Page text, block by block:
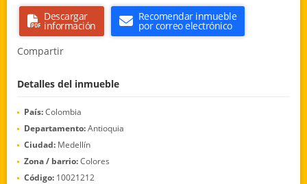
Descargar
información
Recomendar inmueble
por correo electrónico
Compartir
Detalles del inmueble
País:Colombia
Departamento:Antioquia
Ciudad: Medellín
Zona / barrio:Colores
Código: 10021212